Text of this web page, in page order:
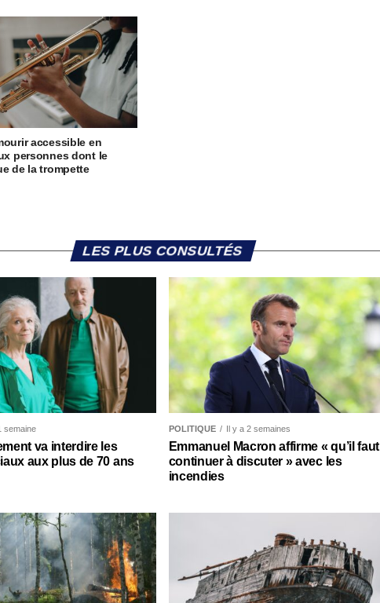
accessible en
personnes dont le
de la trompette
LES PLUS CONSULTÉS
semaine
va interdire les
aux plus de 70 ans
POLITIQUE Il y a 2 semaines
Emmanuel Macron affirme « qu’il faut
continuer à discuter » avec les
incendies